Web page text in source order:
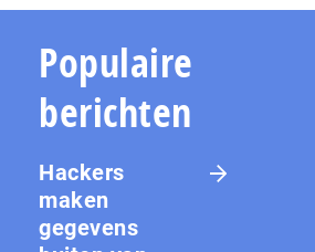
Populaire
berichten
Hackers
maken
gegevens